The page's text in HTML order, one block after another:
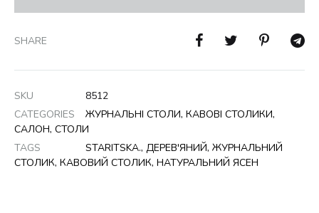
SHARE
SKU
8512
CATEGORIES
ЖУРНАЛЬНІ СТОЛИ, КАВОВІ СТОЛИКИ,
САЛОН, СТОЛИ
TAGS
STARITSKA., ДЕРЕВ'ЯНИЙ, ЖУРНАЛЬНИЙ
СТОЛИК, КАВОВИЙ СТОЛИК, НАТУРАЛЬНИЙ ЯСЕН